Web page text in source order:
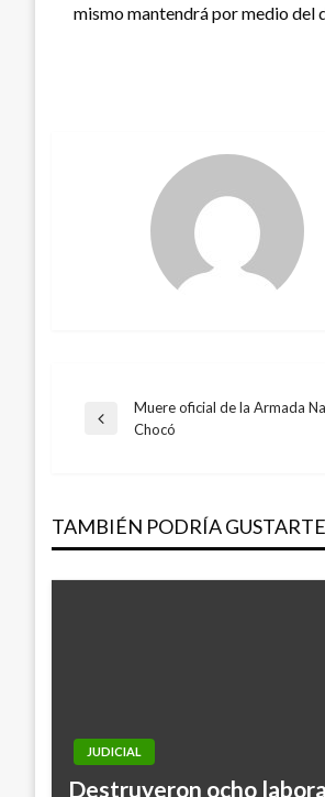
mismo mantendrá por medio del
Navegación
entradas
Entrada
Muere oficial de la Armada
Chocó
TAMBIÉN PODRÍA GUSTARTE
JUDICIAL
Destruyeron ocho